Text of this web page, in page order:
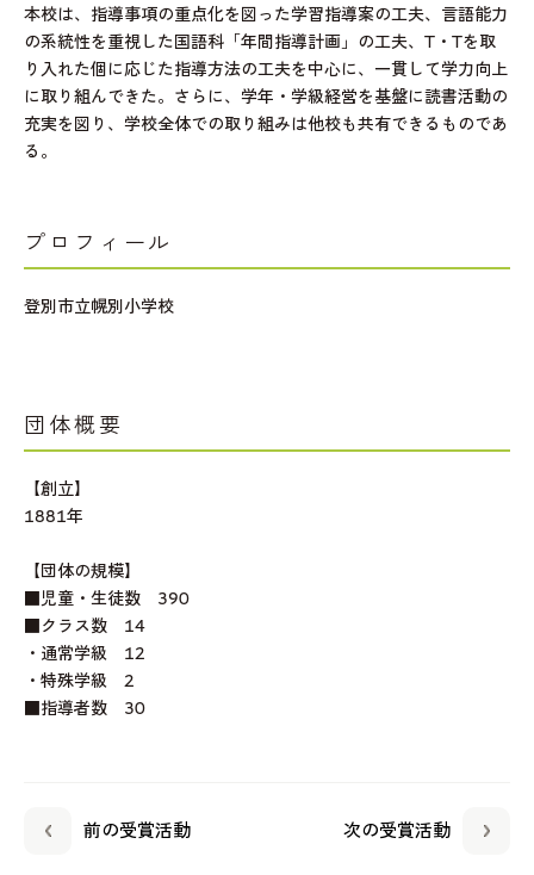
本校は、指導事項の重点化を図った学習指導案の工夫、言語能力
の系統性を重視した国語科「年間指導計画」の工夫、T・Tを取
り入れた個に応じた指導方法の工夫を中心に、一貫して学力向上
に取り組んできた。さらに、学年・学級経営を基盤に読書活動の
充実を図り、学校全体での取り組みは他校も共有できるものであ
る。
プロフィール
登別市立幌別小学校
団体概要
【創立】
1881年
【団体の規模】
■児童・生徒数 390
■クラス数 14
・通常学級 12
・特殊学級 2
■指導者数 30
前の受賞活動 次の受賞活動